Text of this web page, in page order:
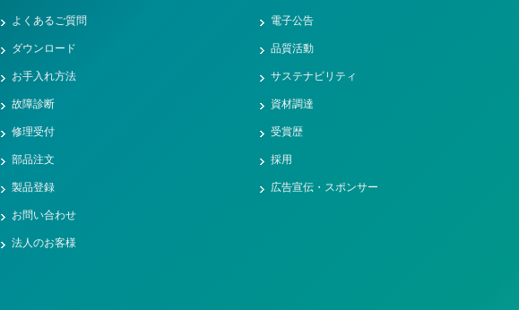
よくあるご質問
ダウンロード
お手入れ方法
故障診断
修理受付
部品注文
製品登録
お問い合わせ
法人のお客様
電子公告
品質活動
サステナビリティ
資材調達
受賞歴
採用
広告宣伝・スポンサー